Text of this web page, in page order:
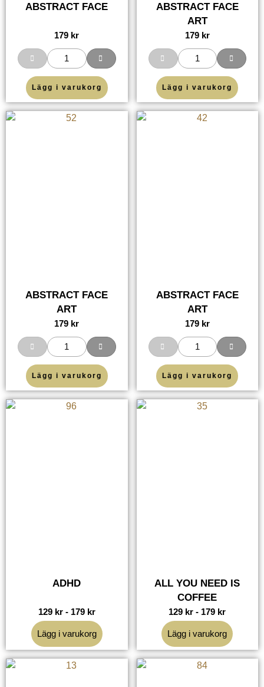
ABSTRACT FACE
179 kr
Lägg i varukorg
ABSTRACT FACE
ART
179 kr
Lägg i varukorg
ABSTRACT FACE
ART
179 kr
Lägg i varukorg
ABSTRACT FACE
ART
179 kr
Lägg i varukorg
ADHD
129 kr- 179 kr
Lägg i varukorg
ALL YOU NEED IS
COFFEE
129 kr - 179 kr
Lägg i varukorg